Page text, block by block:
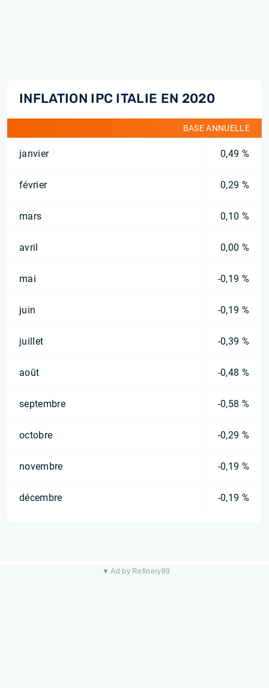
INFLATION IPC ITALIE EN 2020
BASE ANNUELLE
janvier 0,49 %
février 0,29 %
mars 0,10 %
avril 0,00 %
mai -0,19 %
juin -0,19 %
juillet -0,39 %
août -0,48 %
septembre -0,58 %
octobre -0,29 %
novembre -0,19 %
décembre -0,19 %
▼ Ad by Refinery89